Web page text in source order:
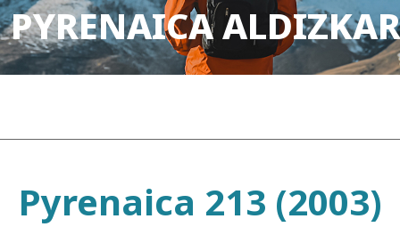
PYRENAICA
Pyrenaica 213 (2003)